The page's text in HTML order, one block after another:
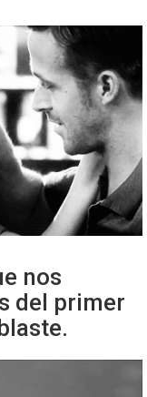
nos
del primer